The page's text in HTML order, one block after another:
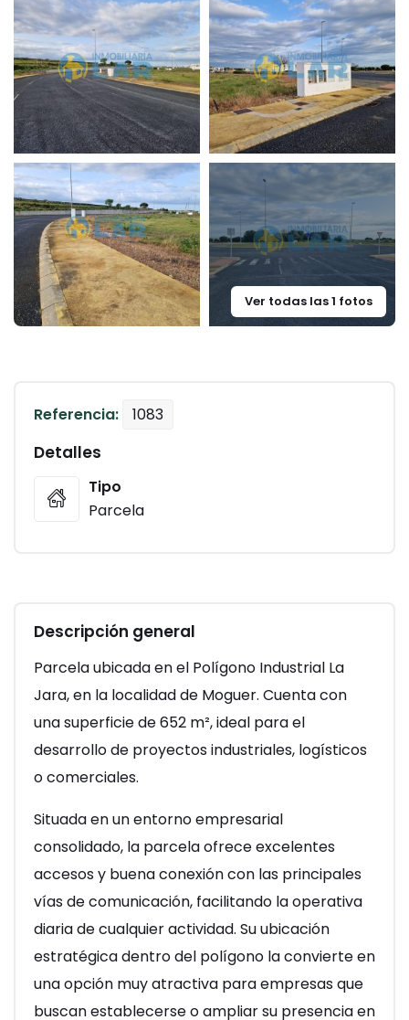
Ver todas las 1 fotos
Referencia: 1083
Detalles
Tipo
Parcela
Descripción general
Parcela ubicada en el Polígono Industrial La
Jara, en la localidad de Moguer. Cuenta con
una superficie de 652 m², ideal para el
desarrollo de proyectos industriales, logísticos
o comerciales.
Situada en un entorno empresarial
consolidado, la parcela ofrece excelentes
accesos y buena conexión con las principales
vías de comunicación, facilitando la operativa
diaria de cualquier actividad. Su ubicación
estratégica dentro del polígono la convierte en
una opción muy atractiva para empresas que
buscan establecerse o ampliar su presencia en